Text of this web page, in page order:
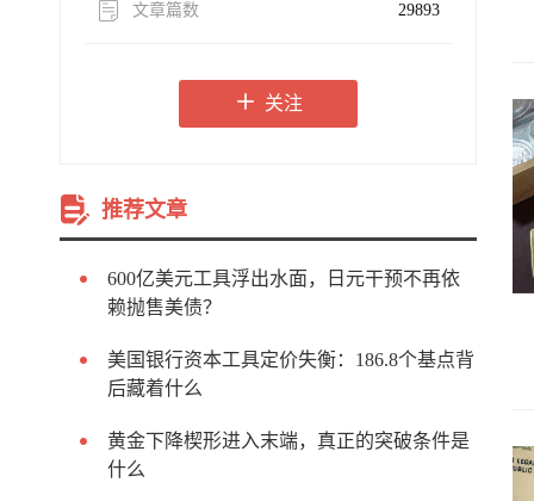
文章篇数 29893
关注
推荐文章
600亿美元工具浮出水面，日元干预不再依
赖抛售美债？
美国银行资本工具定价失衡：186.8个基点背
后藏着什么
黄金下降楔形进入末端，真正的突破条件是
什么